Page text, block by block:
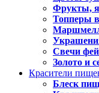
Фрукты,
Топперы
Свечи
Золото и
Красители
Блеск